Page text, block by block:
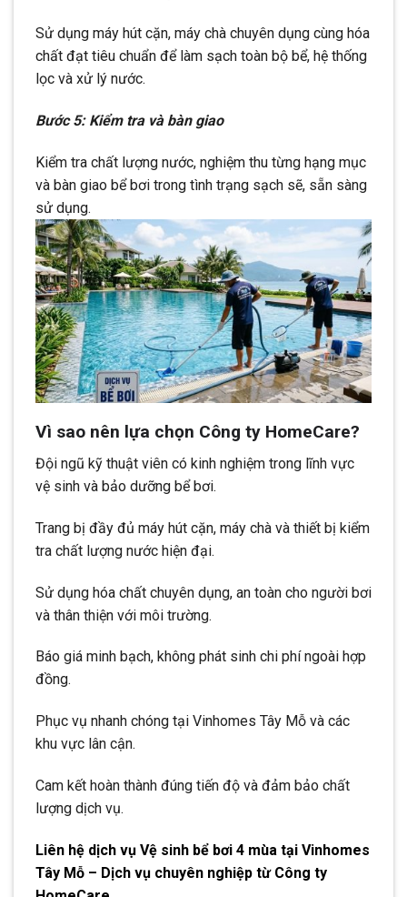
Sử dụng máy hút cặn, máy chà chuyên dụng cùng hóa
chất đạt tiêu chuẩn để làm sạch toàn bộ bể, hệ thống
lọc và xử lý nước.
Bước 5: Kiểm tra và bàn giao
Kiểm tra chất lượng nước, nghiệm thu từng hạng mục
và bàn giao bể bơi trong tình trạng sạch sẽ, sẵn sàng
sử dụng.
Vì sao nên lựa chọn Công ty HomeCare?
Đội ngũ kỹ thuật viên có kinh nghiệm trong lĩnh vực
vệ sinh và bảo dưỡng bể bơi.
Trang bị đầy đủ máy hút cặn, máy chà và thiết bị kiểm
tra chất lượng nước hiện đại.
Sử dụng hóa chất chuyên dụng, an toàn cho người bơi
và thân thiện với môi trường.
Báo giá minh bạch, không phát sinh chi phí ngoài hợp
đồng.
Phục vụ nhanh chóng tại Vinhomes Tây Mỗ và các
khu vực lân cận.
Cam kết hoàn thành đúng tiến độ và đảm bảo chất
lượng dịch vụ.
Liên hệ dịch vụ Vệ sinh bể bơi 4 mùa tại Vinhomes
Tây Mỗ – Dịch vụ chuyên nghiệp từ Công ty